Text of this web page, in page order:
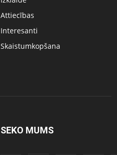
Attiecības
Interesanti
Skaistumkopšana
SEKO MUMS